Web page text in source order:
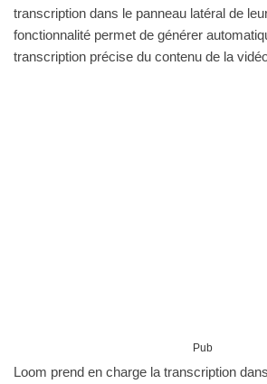
transcription dans le panneau latéral de
fonctionnalité permet de générer
transcription précise du contenu de la
Pub
Loom prend en charge la transcription